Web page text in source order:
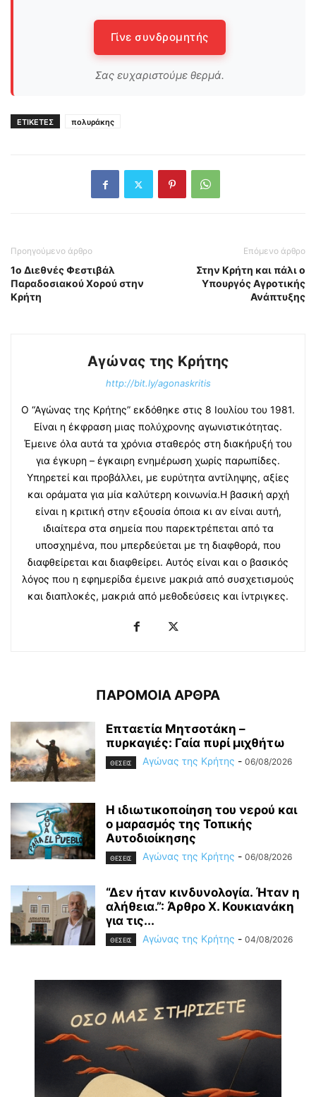
Γίνε συνδρομητής
Σας ευχαριστούμε θερμά.
ΕΤΙΚΕΤΕΣ πολυράκης
Προηγούμενο άρθρο
1ο Διεθνές Φεστιβάλ
Παραδοσιακού Χορού στην
Κρήτη
Επόμενο άρθρο
Στην Κρήτη και πάλι o
Υπουργός Αγροτικής
Ανάπτυξης
Αγώνας της Κρήτης
http://bit.ly/agonaskritis
Ο “Αγώνας της Κρήτης” εκδόθηκε στις 8 Ιουλίου του 1981.
Είναι η έκφραση μιας πολύχρονης αγωνιστικότητας.
Έμεινε όλα αυτά τα χρόνια σταθερός στη διακήρυξή του
για έγκυρη – έγκαιρη ενημέρωση χωρίς παρωπίδες.
Υπηρετεί και προβάλλει, με ευρύτητα αντίληψης, αξίες
και οράματα για μία καλύτερη κοινωνία.Η βασική αρχή
είναι η κριτική στην εξουσία όποια κι αν είναι αυτή,
ιδιαίτερα στα σημεία που παρεκτρέπεται από τα
υποσχημένα, που μπερδεύεται με τη διαφθορά, που
διαφθείρεται και διαφθείρει. Αυτός είναι και ο βασικός
λόγος που η εφημερίδα έμεινε μακριά από συσχετισμούς
και διαπλοκές, μακριά από μεθοδεύσεις και ίντριγκες.
ΠΑΡΟΜΟΙΑ ΑΡΘΡΑ
Επταετία Μητσοτάκη –
πυρκαγιές: Γαία πυρί μιχθήτω
ΘΕΣΕΙΣ Αγώνας της Κρήτης - 06/08/2026
Η ιδιωτικοποίηση του νερού και
ο μαρασμός της Τοπικής
Αυτοδιοίκησης
ΘΕΣΕΙΣ Αγώνας της Κρήτης - 06/08/2026
“Δεν ήταν κινδυνολογία. Ήταν η
αλήθεια.”: Άρθρο Χ. Κουκιανάκη
για τις...
ΘΕΣΕΙΣ Αγώνας της Κρήτης - 04/08/2026